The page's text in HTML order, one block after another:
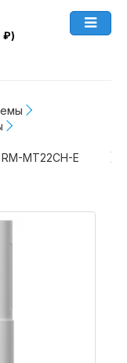
₽)
MT22CH-E